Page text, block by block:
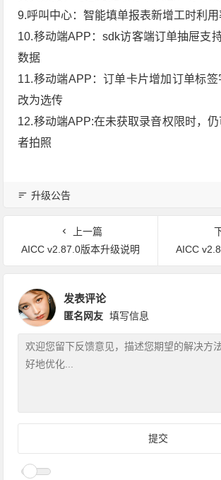
9.呼叫中心：智能填单报表新增工时利
10.移动端APP：sdk访客端订单抽屉支
数据
11.移动端APP：订单卡片增加订单标
改为选传
12.移动端APP:在未获取录音权限时，
者拍照
升级公告
上一篇
AICC v2.87.0版本升级说明
AICC
发表评论
匿名网友 填写信息